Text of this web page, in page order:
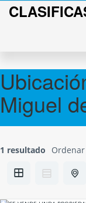
Miguel
1 resultado